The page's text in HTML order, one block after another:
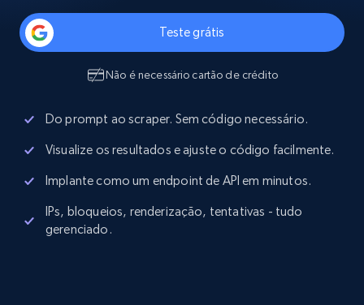
Teste grátis
Não é necessário cartão de crédito
Do prompt ao scraper. Sem código necessário.
Visualize os resultados e ajuste o código facilmente.
Implante como um endpoint de API em minutos.
IPs, bloqueios, renderização, tentativas - tudo
gerenciado.